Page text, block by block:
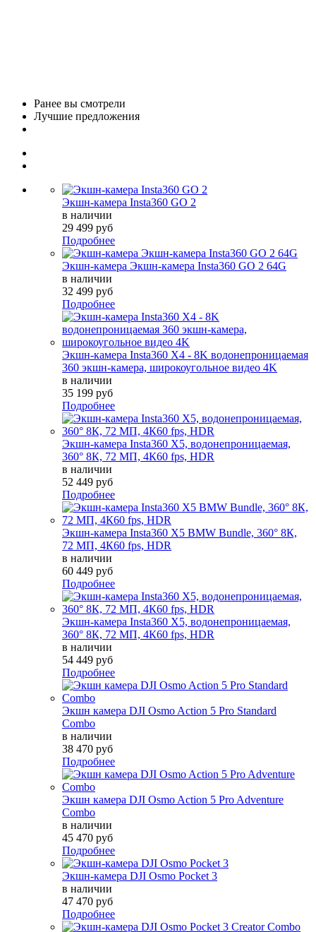
Ранее вы смотрели
Лучшие предложения
Экшн-камера Insta360 GO 2
в наличии
29 499 руб
Подробнее
Экшн-камера Экшн-камера Insta360 GO 2 64G
в наличии
32 499 руб
Подробнее
Экшн-камера Insta360 X4 - 8K водонепроницаемая
360 экшн-камера, широкоугольное видео 4K
в наличии
35 199 руб
Подробнее
Экшн-камера Insta360 X5, водонепроницаемая,
360° 8К, 72 МП, 4К60 fps, HDR
в наличии
52 449 руб
Подробнее
Экшн-камера Insta360 X5 BMW Bundle, 360° 8К,
72 МП, 4К60 fps, HDR
в наличии
60 449 руб
Подробнее
Экшн-камера Insta360 X5, водонепроницаемая,
360° 8К, 72 МП, 4К60 fps, HDR
в наличии
54 449 руб
Подробнее
Экшн камера DJI Osmo Action 5 Pro Standard
Combo
в наличии
38 470 руб
Подробнее
Экшн камера DJI Osmo Action 5 Pro Adventure
Combo
в наличии
45 470 руб
Подробнее
Экшн-камера DJI Osmo Pocket 3
в наличии
47 470 руб
Подробнее